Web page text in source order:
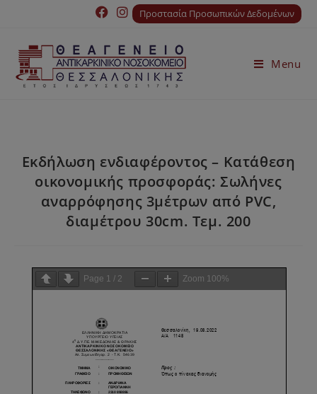
Προστασία Προσωπικών Δεδομένων
Menu
Εκδήλωση ενδιαφέροντος – Κατάθεση
οικονομικής προσφοράς: Σωλήνες
αναρρόφησης 3μέτρων από PVC,
διαμέτρου 30cm. Τεμ. 200
Page 1 / 2 Zoom 100%